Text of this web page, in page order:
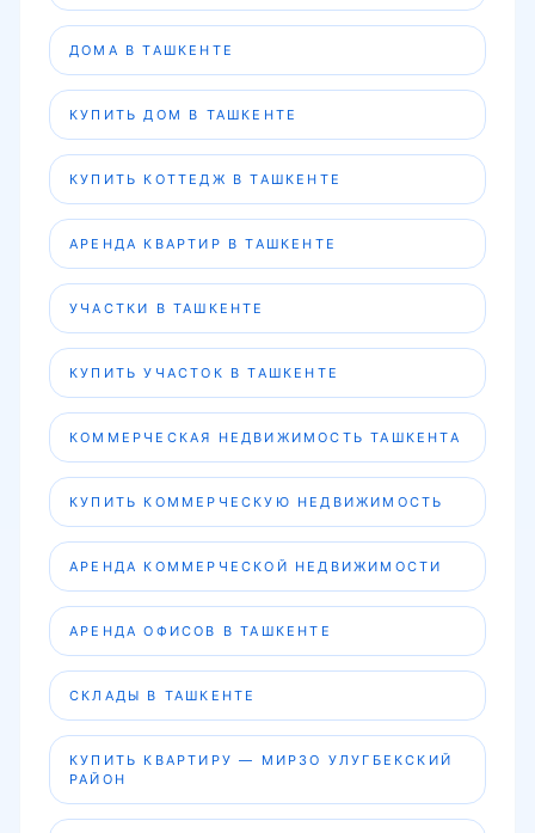
ДОМА В ТАШКЕНТЕ
КУПИТЬ ДОМ В ТАШКЕНТЕ
КУПИТЬ КОТТЕДЖ В ТАШКЕНТЕ
АРЕНДА КВАРТИР В ТАШКЕНТЕ
УЧАСТКИ В ТАШКЕНТЕ
КУПИТЬ УЧАСТОК В ТАШКЕНТЕ
КОММЕРЧЕСКАЯ НЕДВИЖИМОСТЬ ТАШКЕНТА
КУПИТЬ КОММЕРЧЕСКУЮ НЕДВИЖИМОСТЬ
АРЕНДА КОММЕРЧЕСКОЙ НЕДВИЖИМОСТИ
АРЕНДА ОФИСОВ В ТАШКЕНТЕ
СКЛАДЫ В ТАШКЕНТЕ
КУПИТЬ КВАРТИРУ — МИРЗО УЛУГБЕКСКИЙ
РАЙОН